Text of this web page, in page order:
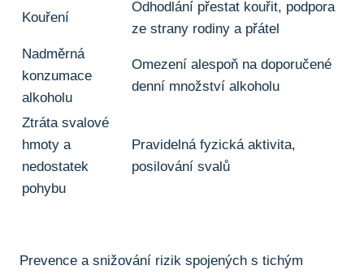
Kouření
Odhodlání přestat⁢ kouřit, podpora
ze strany rodiny a přátel
Nadměrná
konzumace
alkoholu
Omezení alespoň na doporučené⁤
denní množství alkoholu
Ztráta svalové
hmoty a
nedostatek
pohybu
Pravidelná fyzická aktivita,‌
posilování svalů
Prevence a snižování rizik spojených s‌ tichým⁣